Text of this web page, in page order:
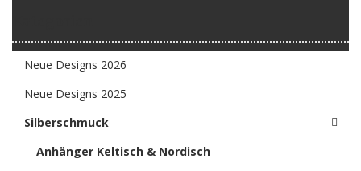
Neue Designs 2026
Neue Designs 2025
Silberschmuck
Anhänger Keltisch & Nordisch